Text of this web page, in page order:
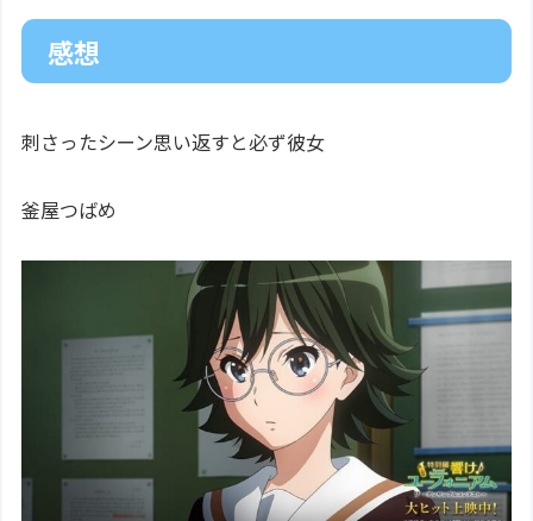
感想
刺さったシーン思い返すと必ず彼女
釜屋つばめ